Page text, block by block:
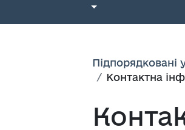
Підпорядковані
Контактна